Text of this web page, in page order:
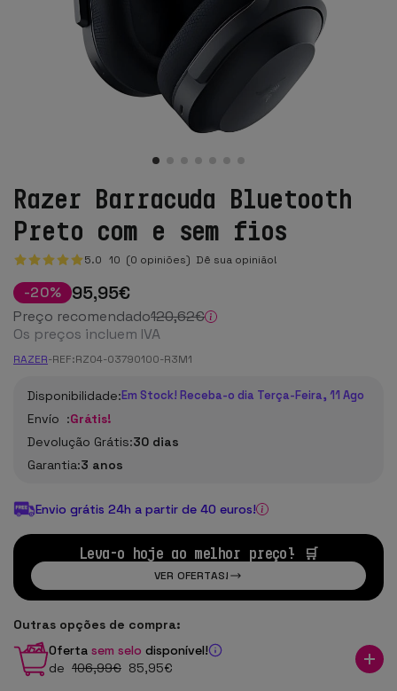
Razer Barracuda Bluetooth
Preto com e sem fios
5.0 10 (0 opiniões) Dê sua opinião!
-20% 95,95€
Preço recomendado120,62€
Os preços incluem IVA
RAZER-REF:RZ04-03790100-R3M1
Disponibilidade:Em Stock! Receba-o dia Terça-Feira, 11 Ago
Envío :Grátis!
Devolução Grátis:30 dias
Garantia:3 anos
Envio grátis 24h a partir de 40 euros!
Leva-o hoje ao melhor preço! 🛒
VER OFERTAS!
Outras opções de compra:
Oferta sem selo disponível!
de 106,99€ 85,95€